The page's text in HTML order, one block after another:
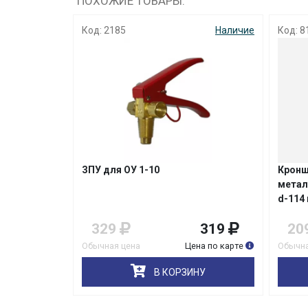
Код: 2185 Наличие
ЗПУ для ОУ 1-10
329
Обычная цена
319
Цена по карте
В КОРЗИНУ
Код:
d-114